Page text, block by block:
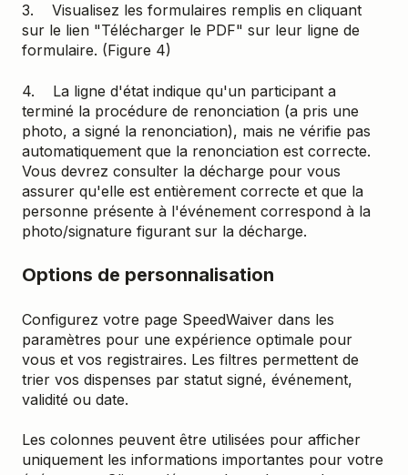
3. Visualisez les formulaires remplis en cliquant
sur le lien "Télécharger le PDF" sur leur ligne de
formulaire. (Figure 4)
4. La ligne d'état indique qu'un participant a
terminé la procédure de renonciation (a pris une
photo, a signé la renonciation), mais ne vérifie pas
automatiquement que la renonciation est correcte.
Vous devrez consulter la décharge pour vous
assurer qu'elle est entièrement correcte et que la
personne présente à l'événement correspond à la
photo/signature figurant sur la décharge.
Options de personnalisation
Configurez votre page SpeedWaiver dans les
paramètres pour une expérience optimale pour
vous et vos registraires. Les filtres permettent de
trier vos dispenses par statut signé, événement,
validité ou date.
Les colonnes peuvent être utilisées pour afficher
uniquement les informations importantes pour votre